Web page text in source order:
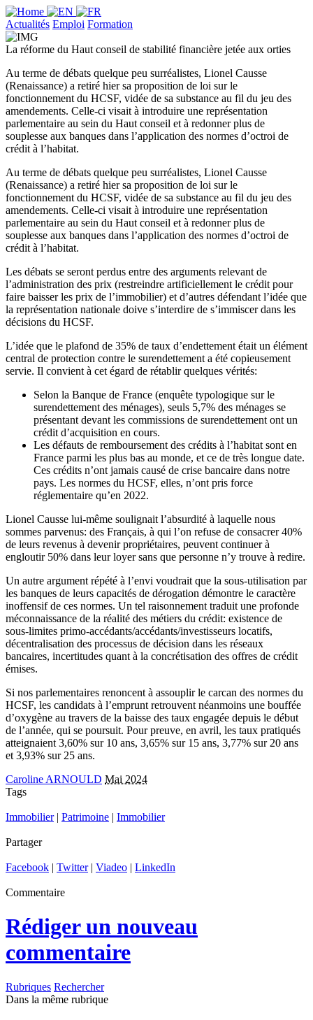
Actualités Emploi Formation
La réforme du Haut conseil de stabilité financière jetée aux orties
Au terme de débats quelque peu surréalistes, Lionel Causse
(Renaissance) a retiré hier sa proposition de loi sur le
fonctionnement du HCSF, vidée de sa substance au fil du jeu des
amendements. Celle-ci visait à introduire une représentation
parlementaire au sein du Haut conseil et à redonner plus de
souplesse aux banques dans l’application des normes d’octroi de
crédit à l’habitat.
Au terme de débats quelque peu surréalistes, Lionel Causse
(Renaissance) a retiré hier sa proposition de loi sur le
fonctionnement du HCSF, vidée de sa substance au fil du jeu des
amendements. Celle-ci visait à introduire une représentation
parlementaire au sein du Haut conseil et à redonner plus de
souplesse aux banques dans l’application des normes d’octroi de
crédit à l’habitat.
Les débats se seront perdus entre des arguments relevant de
l’administration des prix (restreindre artificiellement le crédit pour
faire baisser les prix de l’immobilier) et d’autres défendant l’idée que
la représentation nationale doive s’interdire de s’immiscer dans les
décisions du HCSF.
L’idée que le plafond de 35% de taux d’endettement était un élément
central de protection contre le surendettement a été copieusement
servie. Il convient à cet égard de rétablir quelques vérités:
Selon la Banque de France (enquête typologique sur le
surendettement des ménages), seuls 5,7% des ménages se
présentant devant les commissions de surendettement ont un
crédit d’acquisition en cours.
Les défauts de remboursement des crédits à l’habitat sont en
France parmi les plus bas au monde, et ce de très longue date.
Ces crédits n’ont jamais causé de crise bancaire dans notre
pays. Les normes du HCSF, elles, n’ont pris force
réglementaire qu’en 2022.
Lionel Causse lui-même soulignait l’absurdité à laquelle nous
sommes parvenus: des Français, à qui l’on refuse de consacrer 40%
de leurs revenus à devenir propriétaires, peuvent continuer à
engloutir 50% dans leur loyer sans que personne n’y trouve à redire.
Un autre argument répété à l’envi voudrait que la sous-utilisation par
les banques de leurs capacités de dérogation démontre le caractère
inoffensif de ces normes. Un tel raisonnement traduit une profonde
méconnaissance de la réalité des métiers du crédit: existence de
sous-limites primo-accédants/accédants/investisseurs locatifs,
décentralisation des processus de décision dans les réseaux
bancaires, incertitudes quant à la concrétisation des offres de crédit
émises.
Si nos parlementaires renoncent à assouplir le carcan des normes du
HCSF, les candidats à l’emprunt retrouvent néanmoins une bouffée
d’oxygène au travers de la baisse des taux engagée depuis le début
de l’année, qui se poursuit. Pour preuve, en avril, les taux pratiqués
atteignaient 3,60% sur 10 ans, 3,65% sur 15 ans, 3,77% sur 20 ans
et 3,93% sur 25 ans.
Caroline ARNOULD Mai 2024
Tags
Immobilier| Patrimoine | Immobilier
Partager
Facebook | Twitter| Viadeo | LinkedIn
Commentaire
Rédiger un nouveau
commentaire
Rubriques Rechercher
Dans la même rubrique